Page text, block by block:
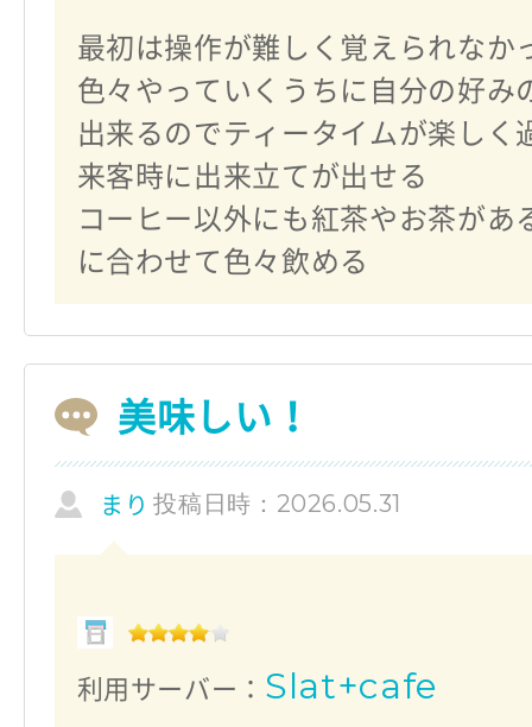
最初は操作が難しく覚えられなか
色々やっていくうちに自分の好み
出来るのでティータイムが楽しく
来客時に出来立てが出せる
コーヒー以外にも紅茶やお茶があ
に合わせて色々飲める
美味しい！
まり 投稿日時：2026.05.31
利用サーバー： Slat+cafe